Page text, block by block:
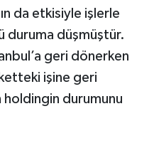
da etkisiyle işlerle
duruma düşmüştür.
geri dönerken
işine geri
holdingin durumunu